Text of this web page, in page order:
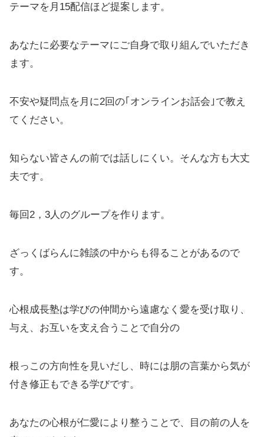
テーマを月15配信ほど提案します。
あなたに必要なテーマにご自身で取り組んでいただき
ます。
不安や疑問点を月に2回の｢オンラインお話会｣で教え
てください。
知らない皆さんの前では話しにくい。そんな方も大丈
夫です。
毎回2，3人のグループを作ります。
ざっくばらんに雑談の中からも得ることがあるので
す。
心根成長塾は学びの仲間から遠慮なく愛を受け取り、
与え、お互いを支え合うことで自分の
根っこの方向性を見いだし、時には朋の言葉から気が
付き修正もできる学びです。
あなたの心根が仁愛により整うことで、目の前の人を